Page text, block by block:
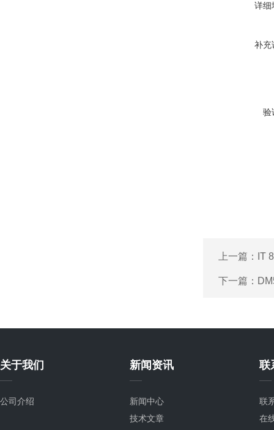
详细
补充
验
上一篇： IT
下一篇：
关于我们
公司介绍
新闻资讯
新闻中心
技术文章
联
联
在